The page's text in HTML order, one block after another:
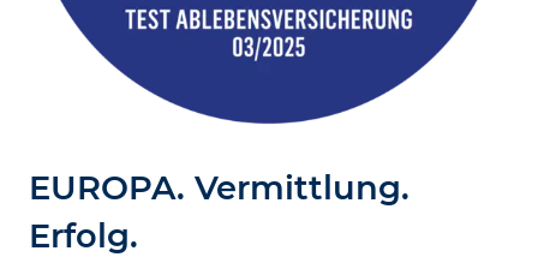
EUROPA. Vermittlung.
Erfolg.